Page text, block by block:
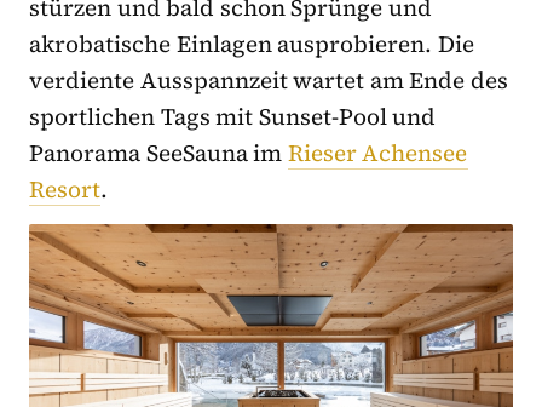
stürzen und bald schon Sprünge und
akrobatische Einlagen ausprobieren. Die
verdiente Ausspannzeit wartet am Ende des
sportlichen Tags mit Sunset-Pool und
Panorama SeeSauna imRieser Achensee
Resort.